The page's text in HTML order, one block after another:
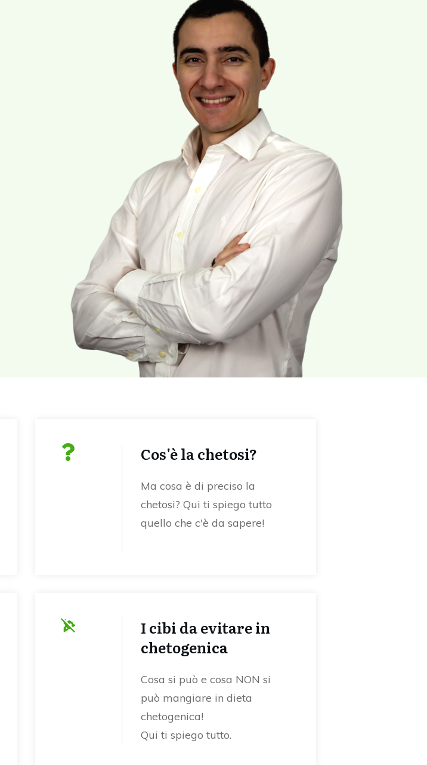
Cos'è la chetosi?
Ma cosa è di preciso la
chetosi? Qui ti spiego tutto
quello che c'è da sapere!
I cibi da evitare in
chetogenica
Cosa si può e cosa NON si
può mangiare in dieta
chetogenica!
Qui ti spiego tutto.